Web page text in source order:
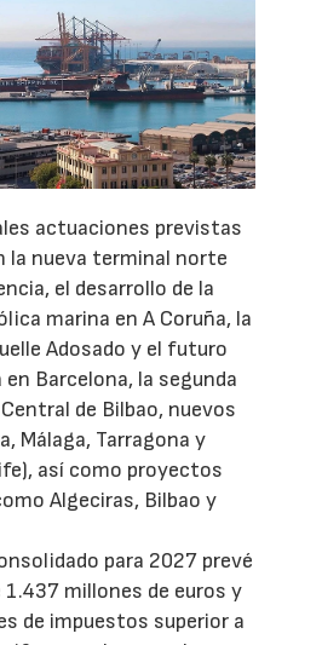
actuaciones previstas
la nueva terminal norte
el desarrollo de la
marina en A Coruña, la
Adosado y el futuro
Barcelona, la segunda
de Bilbao, nuevos
Málaga, Tarragona y
así como proyectos
Algeciras, Bilbao y
para 2027 prevé
millones de euros y
de impuestos superior a